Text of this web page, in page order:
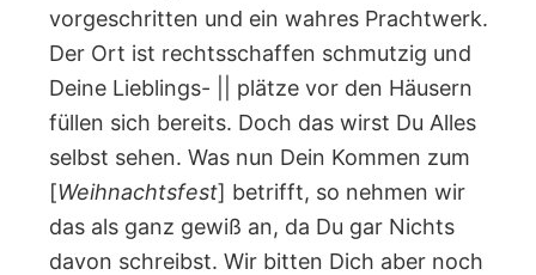
vorgeschritten und ein wahres Prachtwerk.
Der Ort ist rechtsschaffen schmutzig und
Deine Lieblings- || plätze vor den Häusern
füllen sich bereits. Doch das wirst Du Alles
selbst sehen. Was nun Dein Kommen zum
[Weihnachtsfest] betrifft, so nehmen wir
das als ganz gewiß an, da Du gar Nichts
davon schreibst. Wir bitten Dich aber noch